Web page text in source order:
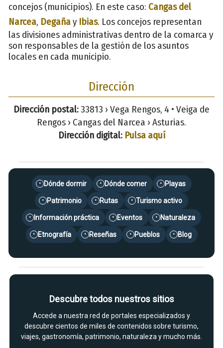
concejos (municipios). En este caso: Cangas del
Narcea, Degañay Ibias. Los concejos representan
las divisiones administrativas dentro de la comarca y
son responsables de la gestión de los asuntos
locales en cada municipio.
Dirección
Dirección postal:33813 › Vega Rengos, 4 • Veiga de
Rengos › Cangas del Narcea › Asturias.
Dirección digital: Pulsa aquí
• Dónde dormir • Dónde comer • Playas
• Patrimonio • Rutas • Turismo activo
• Información práctica • Eventos • Naturaleza
• Etnografía • Reseñas • Pueblos • Blog
Descubre todos nuestros sitios
Accede a nuestra red de portales especializados y
descubre cientos de miles de contenidos sobre turismo,
viajes, gastronomía, patrimonio, naturaleza y mucho más.